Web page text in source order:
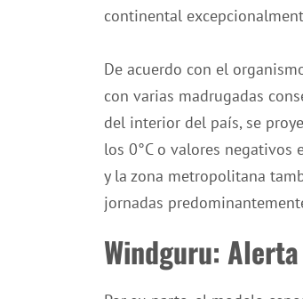
continental
De acuerdo con el
con varias madrugadas
del interior del país, se
los 0°C o valores negativos
y la zona metropolitana
jornadas
Windguru: